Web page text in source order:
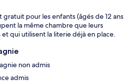
pour les enfants (âgés de 12 ans
la même chambre que leurs
qui utilisent la literie déjà en place.
non admis
admis